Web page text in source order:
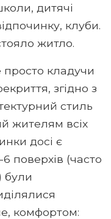
дитячі
клуби.
житло.
просто кладучи
згідно з
стиль
жителям всіх
досі є
поверхів (часто
були
комфортом: